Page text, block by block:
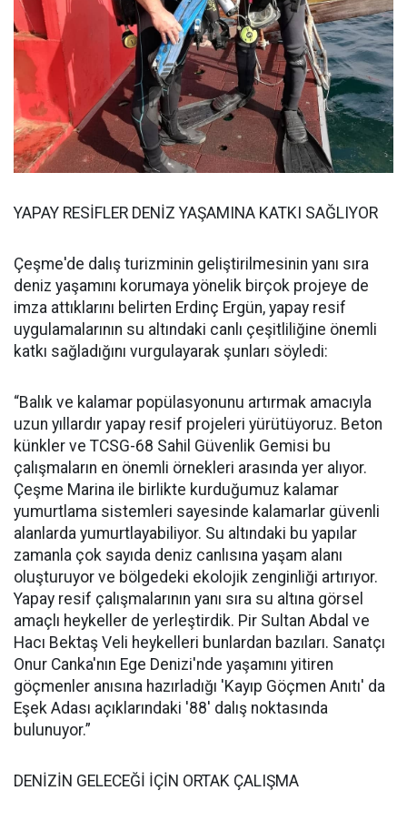
YAPAY RESİFLER DENİZ YAŞAMINA KATKI SAĞLIYOR
Çeşme'de dalış turizminin geliştirilmesinin yanı sıra
deniz yaşamını korumaya yönelik birçok projeye de
imza attıklarını belirten Erdinç Ergün, yapay resif
uygulamalarının su altındaki canlı çeşitliliğine önemli
katkı sağladığını vurgulayarak şunları söyledi:
“Balık ve kalamar popülasyonunu artırmak amacıyla
uzun yıllardır yapay resif projeleri yürütüyoruz. Beton
künkler ve TCSG-68 Sahil Güvenlik Gemisi bu
çalışmaların en önemli örnekleri arasında yer alıyor.
Çeşme Marina ile birlikte kurduğumuz kalamar
yumurtlama sistemleri sayesinde kalamarlar güvenli
alanlarda yumurtlayabiliyor. Su altındaki bu yapılar
zamanla çok sayıda deniz canlısına yaşam alanı
oluşturuyor ve bölgedeki ekolojik zenginliği artırıyor.
Yapay resif çalışmalarının yanı sıra su altına görsel
amaçlı heykeller de yerleştirdik. Pir Sultan Abdal ve
Hacı Bektaş Veli heykelleri bunlardan bazıları. Sanatçı
Onur Canka'nın Ege Denizi'nde yaşamını yitiren
göçmenler anısına hazırladığı 'Kayıp Göçmen Anıtı' da
Eşek Adası açıklarındaki '88' dalış noktasında
bulunuyor.”
DENİZİN GELECEĞİ İÇİN ORTAK ÇALIŞMA